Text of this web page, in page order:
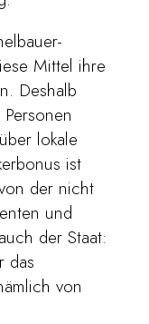
Mittel ihre
Deshalb
lokale
ist
der nicht
und
der Staat:
das
von